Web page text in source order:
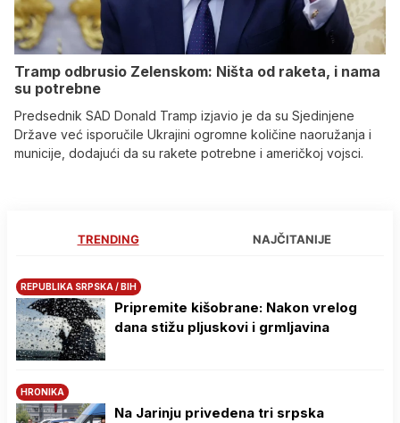
Tramp odbrusio Zelenskom: Ništa od raketa, i nama
su potrebne
Predsednik SAD Donald Tramp izjavio je da su Sjedinjene
Države već isporučile Ukrajini ogromne količine naoružanja i
municije, dodajući da su rakete potrebne i američkoj vojsci.
TRENDING NAJČITANIJE
REPUBLIKA SRPSKA / BIH
Pripremite kišobrane: Nakon vrelog
dana stižu pljuskovi i grmljavina
HRONIKA
Na Јarinju privedena tri srpska